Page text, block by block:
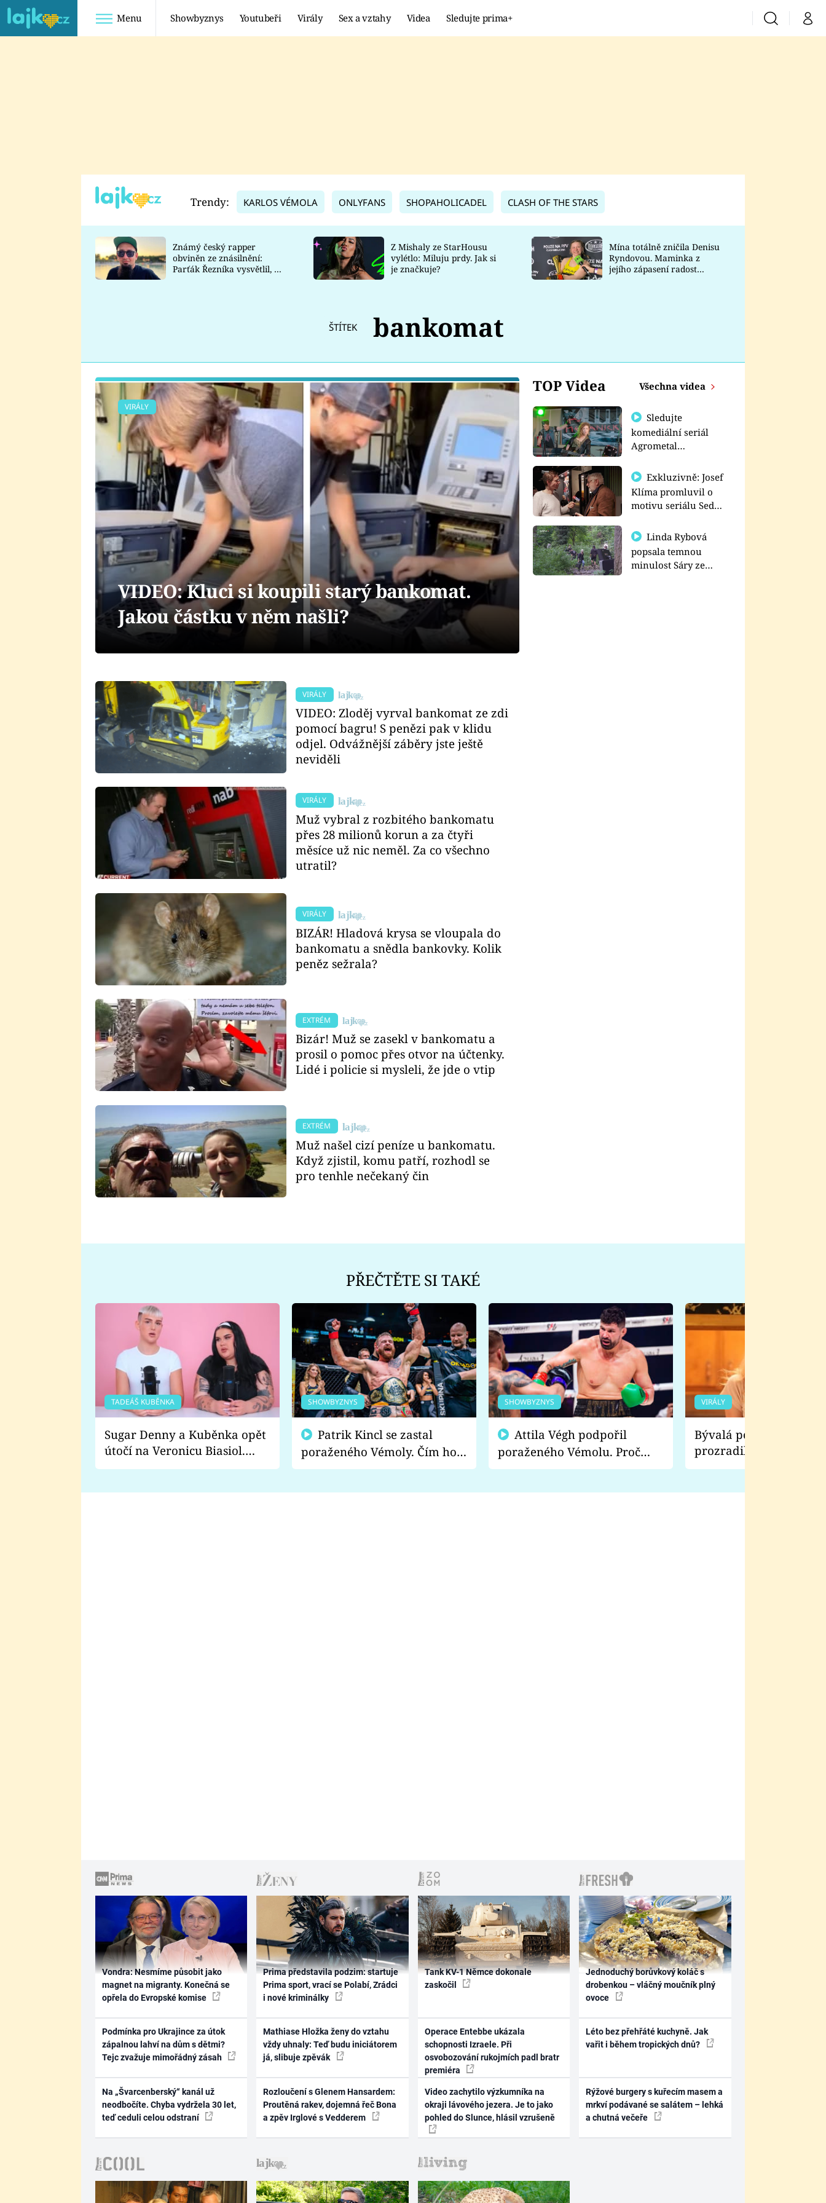
Menu Showbyznys Youtubeři Virály Sex a vztahy Videa Sledujte prima+ VyhledáváníMůj
TADEÁŠ KUBĚNKA
DATEL
Prima Lajk
Sledujte nás
Trendy: KARLOS VÉMOLA ONLYFANS SHOPAHOLICADEL CLASH OF THE STARS
Známý český rapper
obviněn ze znásilnění:
Parťák Řezníka vysvětlil, co
Z Mishaly ze StarHousu
vylétlo: Miluju prdy. Jak si
je značkuje?
Mína totálně zničila Denisu
Ryndovou. Maminka z
jejího zápasení radost
ŠTÍTEK bankomat
TOP Videa Všechna videa
Sledujte
komediální seriál
Agrometal
prima+
Exkluzivně: Josef
Klíma promluvil o
motivu seriálu Sedm
Linda Rybová
popsala temnou
minulost Sáry ze
VIRÁLY
VIDEO: Kluci si koupili starý bankomat.
Jakou částku v něm našli?
VIRÁLY
VIDEO: Zloděj vyrval bankomat ze zdi
pomocí bagru! S penězi pak v klidu
odjel. Odvážnější záběry jste ještě
neviděli
VIRÁLY
Muž vybral z rozbitého bankomatu
přes 28 milionů korun a za čtyři
měsíce už nic neměl. Za co všechno
utratil?
VIRÁLY
BIZÁR! Hladová krysa se vloupala do
bankomatu a snědla bankovky. Kolik
peněz sežrala?
EXTRÉM
Bizár! Muž se zasekl v bankomatu a
prosil o pomoc přes otvor na účtenky.
Lidé i policie si mysleli, že jde o vtip
EXTRÉM
Muž našel cizí peníze u bankomatu.
Když zjistil, komu patří, rozhodl se
pro tenhle nečekaný čin
PŘEČTĚTE SI TAKÉ
TADEÁŠ KUBĚNKA
Sugar Denny a Kuběnka opět
útočí na Veronicu Biasiol.
Proč je podle nich falešná a
SHOWBYZNYS
poraženého Vémoly. Čím ho
fanoušci naštvali?
SHOWBYZNYS
poraženého Vémolu. Proč
chce raději zápasit s ním než
VIRÁLY
Bývalá pornoherečka
prozradila, co ji
natáčení Euforie.
Vondra: Nesmíme působit jako
magnet na migranty. Konečná se
opřela do Evropské komise
Podmínka pro Ukrajince za útok
zápalnou lahví na dům s dětmi?
Tejc zvažuje mimořádný zásah
Na „Švarcenberský“ kanál už
neodbočíte. Chyba vydržela 30 let,
teď ceduli celou odstraní
Prima představila podzim: startuje
Prima sport, vrací se Polabí, Zrádci
i nové kriminálky
Mathiase Hložka ženy do vztahu
vždy uhnaly: Teď budu iniciátorem
já, slibuje zpěvák
Rozloučení s Glenem Hansardem:
Proutěná rakev, dojemná řeč Bona
a zpěv Irglové s Vedderem
Tank KV-1 Němce dokonale
zaskočil
Operace Entebbe ukázala
schopnosti Izraele. Při
osvobozování rukojmích padl bratr
premiéra
Video zachytilo výzkumníka na
okraji lávového jezera. Je to jako
pohled do Slunce, hlásil vzrušeně
Jednoduchý borůvkový koláč s
drobenkou – vláčný moučník plný
ovoce
Léto bez přehřáté kuchyně. Jak
vařit i během tropických dnů?
Rýžové burgery s kuřecím masem a
mrkví podávané se salátem – lehká
a chutná večeře